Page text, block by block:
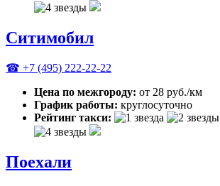
Ситимобил
☎ +7 (495) 222-22-22
Цена по межгороду: от 28 руб./км
График работы: круглосуточно
Рейтинг такси:
Поехали